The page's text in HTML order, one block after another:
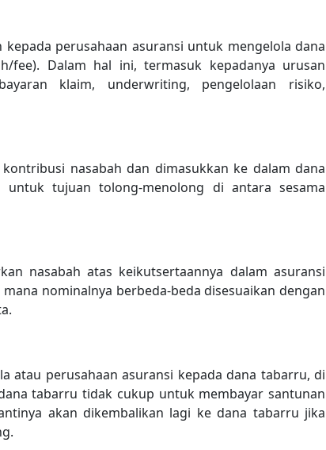
perusahaan asuransi untuk mengelola dana
fee). Dalam hal ini, termasuk kepadanya urusan
klaim, underwriting, pengelolaan risiko,
nasabah dan dimasukkan ke dalam dana
tujuan tolong-menolong di antara sesama
nasabah atas keikutsertaannya dalam asuransi
nominalnya berbeda-beda disesuaikan dengan
atau perusahaan asuransi kepada dana tabarru, di
tabarru tidak cukup untuk membayar santunan
akan dikembalikan lagi ke dana tabarru jika